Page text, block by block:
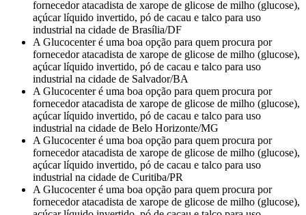
fornecedor atacadista de xarope de glicose de milho (glucose),
açúcar líquido invertido, pó de cacau e talco para uso
industrial na cidade de Brasília/DF
A Glucocenter é uma boa opção para quem procura por
fornecedor atacadista de xarope de glicose de milho (glucose),
açúcar líquido invertido, pó de cacau e talco para uso
industrial na cidade de Salvador/BA
A Glucocenter é uma boa opção para quem procura por
fornecedor atacadista de xarope de glicose de milho (glucose),
açúcar líquido invertido, pó de cacau e talco para uso
industrial na cidade de Belo Horizonte/MG
A Glucocenter é uma boa opção para quem procura por
fornecedor atacadista de xarope de glicose de milho (glucose),
açúcar líquido invertido, pó de cacau e talco para uso
industrial na cidade de Curitiba/PR
A Glucocenter é uma boa opção para quem procura por
fornecedor atacadista de xarope de glicose de milho (glucose),